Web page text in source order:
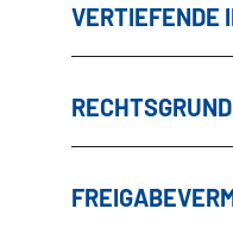
VERTIEFENDE